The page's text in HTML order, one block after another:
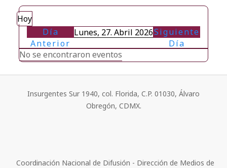
Hoy
Día
Anterior
Lunes, 27. Abril 2026Siguiente
Día
No se encontraron eventos
Insurgentes Sur 1940, col. Florida, C.P. 01030, Álvaro
Obregón, CDMX.
Coordinación Nacional de Difusión - Dirección de Medios de